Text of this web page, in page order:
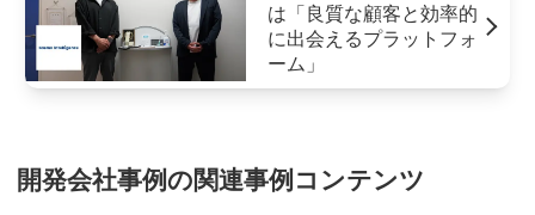
は「良質な顧客と効率的
に出会えるプラットフォ
ーム」
開発会社事例の関連事例コンテンツ